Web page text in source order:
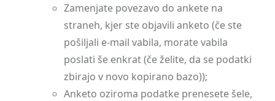
Zamenjate povezavo do ankete na
straneh, kjer ste objavili anketo (če ste
pošiljali e-mail vabila, morate vabila
poslati še enkrat (če želite, da se podatki
zbirajo v novo kopirano bazo));
Anketo oziroma podatke prenesete šele,